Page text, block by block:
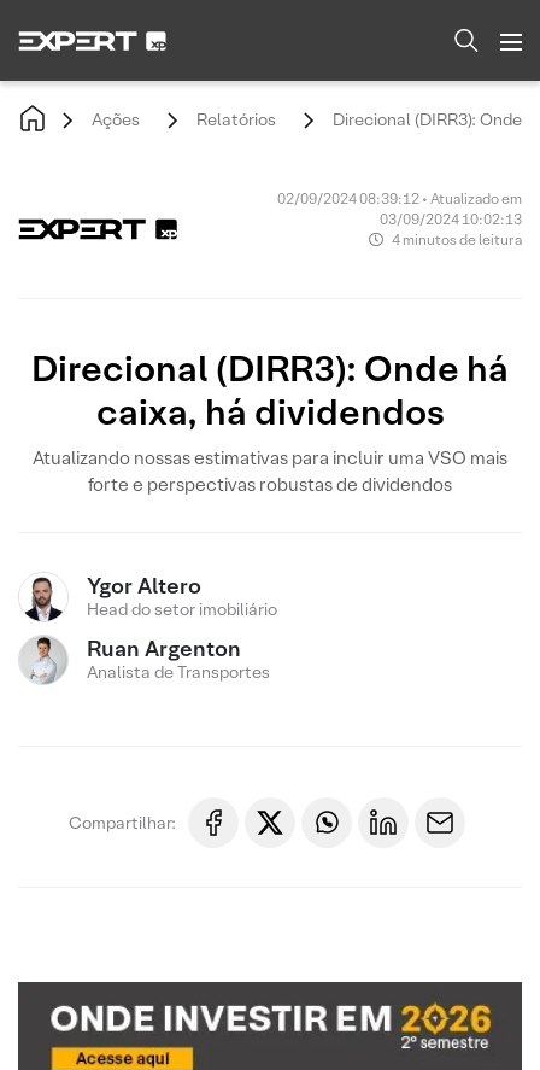
Ações Relatórios Direcional (DIRR3): Onde
02/09/2024 08:39:12 • Atualizado em
03/09/2024 10:02:13
4 minutos de leitura
Direcional (DIRR3): Onde há
caixa, há dividendos
Atualizando nossas estimativas para incluir uma VSO mais
forte e perspectivas robustas de dividendos
Ygor Altero
Head do setor imobiliário
Ruan Argenton
Analista de Transportes
Compartilhar: